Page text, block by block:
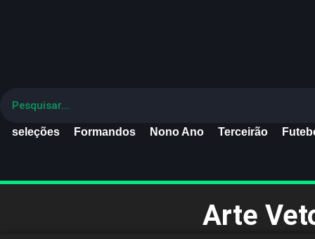
seleções Formandos Nono Ano Terceirão
Arte